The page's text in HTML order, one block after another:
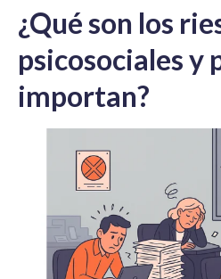
¿Qué son los
psicosociales y
importan?